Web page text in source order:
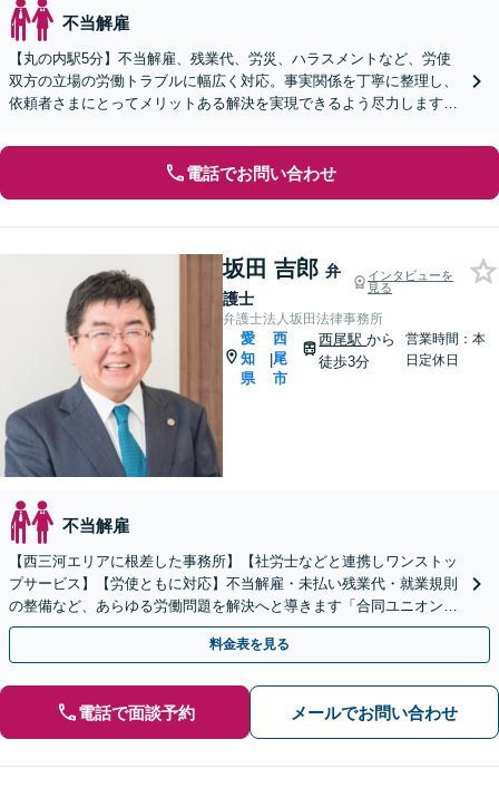
不当解雇
【丸の内駅5分】不当解雇、残業代、労災、ハラスメントなど、労使
双方の立場の労働トラブルに幅広く対応。事実関係を丁寧に整理し、
依頼者さまにとってメリットある解決を実現できるよう尽力します
電話でお問い合わせ
坂田 吉郎 弁
護士
インタビューを
見る
弁護士法人坂田法律事務所
愛
知
県
|
西
尾
市
西尾駅から
徒歩3分
営業時間：本
日定休日
不当解雇
【西三河エリアに根差した事務所】【社労士などと連携しワンストッ
プサービス】【労使ともに対応】不当解雇・未払い残業代・就業規則
の整備など、あらゆる労働問題を解決へと導きます「合同ユニオン」
との交渉を代理した経験あり【休日・夜間相談あり】
料金表を見る
電話で面談予約 メールでお問い合わせ